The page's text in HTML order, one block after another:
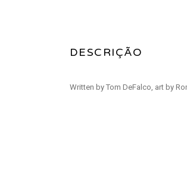
DESCRIÇÃO
Written by Tom DeFalco, art by